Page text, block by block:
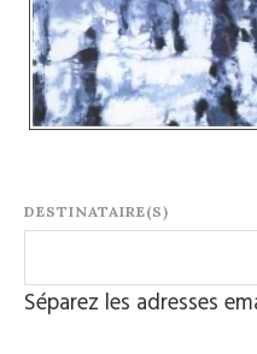
DESTINATAIRE(S)
Séparez les adresses